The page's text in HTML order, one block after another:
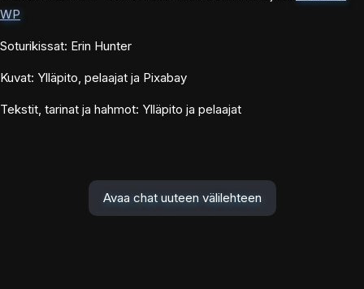
WP
Soturikissat: Erin Hunter
Kuvat: Ylläpito, pelaajat ja Pixabay
Tekstit, tarinat ja hahmot: Ylläpito ja pelaajat
Avaa chat uuteen välilehteen